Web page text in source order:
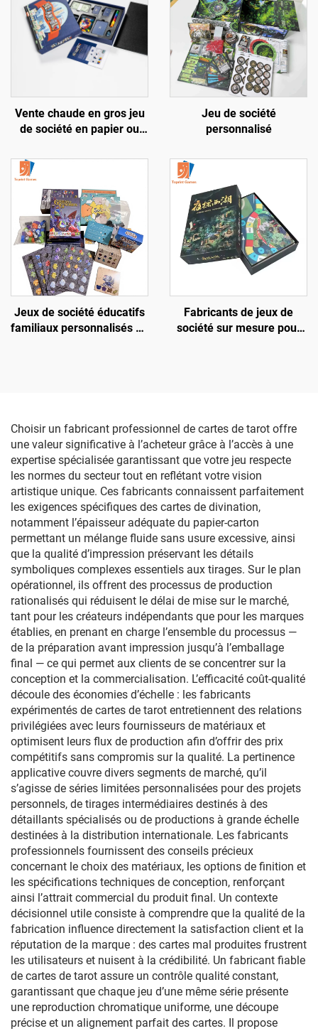
Vente chaude en gros jeu
de société en papier ou
hexagonal avec
impression personnalisée
pour adultes
Jeu de société
personnalisé
Jeux de société éducatifs
familiaux personnalisés en
Fabricants de jeux de
société sur mesure pour
Choisir un fabricant professionnel de cartes de tarot offre
une valeur significative à l’acheteur grâce à l’accès à une
expertise spécialisée garantissant que votre jeu respecte
les normes du secteur tout en reflétant votre vision
artistique unique. Ces fabricants connaissent parfaitement
les exigences spécifiques des cartes de divination,
notamment l’épaisseur adéquate du papier-carton
permettant un mélange fluide sans usure excessive, ainsi
que la qualité d’impression préservant les détails
symboliques complexes essentiels aux tirages. Sur le plan
opérationnel, ils offrent des processus de production
rationalisés qui réduisent le délai de mise sur le marché,
tant pour les créateurs indépendants que pour les marques
établies, en prenant en charge l’ensemble du processus —
de la préparation avant impression jusqu’à l’emballage
final — ce qui permet aux clients de se concentrer sur la
conception et la commercialisation. L’efficacité coût-qualité
découle des économies d’échelle : les fabricants
expérimentés de cartes de tarot entretiennent des relations
privilégiées avec leurs fournisseurs de matériaux et
optimisent leurs flux de production afin d’offrir des prix
compétitifs sans compromis sur la qualité. La pertinence
applicative couvre divers segments de marché, qu’il
s’agisse de séries limitées personnalisées pour des projets
personnels, de tirages intermédiaires destinés à des
détaillants spécialisés ou de productions à grande échelle
destinées à la distribution internationale. Les fabricants
professionnels fournissent des conseils précieux
concernant le choix des matériaux, les options de finition et
les spécifications techniques de conception, renforçant
ainsi l’attrait commercial du produit final. Un contexte
décisionnel utile consiste à comprendre que la qualité de la
fabrication influence directement la satisfaction client et la
réputation de la marque : des cartes mal produites frustrent
les utilisateurs et nuisent à la crédibilité. Un fabricant fiable
de cartes de tarot assure un contrôle qualité constant,
garantissant que chaque jeu d’une même série présente
une reproduction chromatique uniforme, une découpe
précise et un alignement parfait des cartes. Il propose